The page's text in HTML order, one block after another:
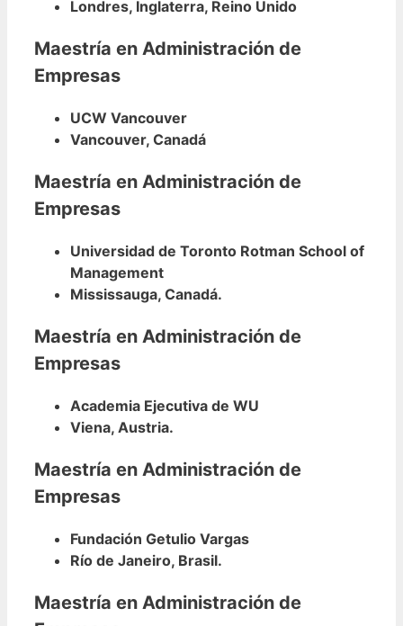
Londres, Inglaterra, Reino Unido
Maestría en Administración de
Empresas
UCW Vancouver
Vancouver, Canadá
Maestría en Administración de
Empresas
Universidad de Toronto Rotman School of
Management
Mississauga, Canadá.
Maestría en Administración de
Empresas
Academia Ejecutiva de WU
Viena, Austria.
Maestría en Administración de
Empresas
Fundación Getulio Vargas
Río de Janeiro, Brasil.
Maestría en Administración de